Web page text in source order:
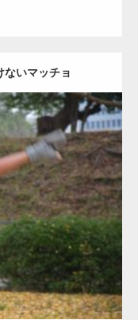
ないマッチョ
細マッチョ) 背中